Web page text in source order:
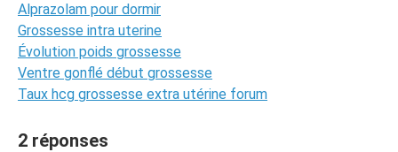
Alprazolam pour dormir
Grossesse intra uterine
Évolution poids grossesse
Ventre gonflé début grossesse
Taux hcg grossesse extra utérine forum
2 réponses